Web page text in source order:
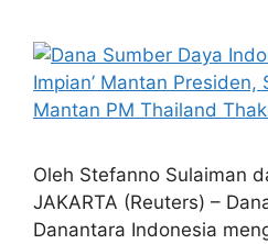
Oleh Stefanno Sulaiman
JAKARTA (Reuters) –
Danantara Indonesia